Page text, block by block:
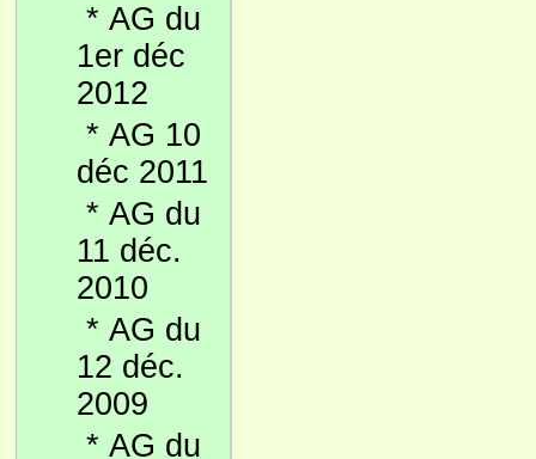
* AG du
1er déc
2012
* AG 10
déc 2011
* AG du
11 déc.
2010
* AG du
12 déc.
2009
* AG du